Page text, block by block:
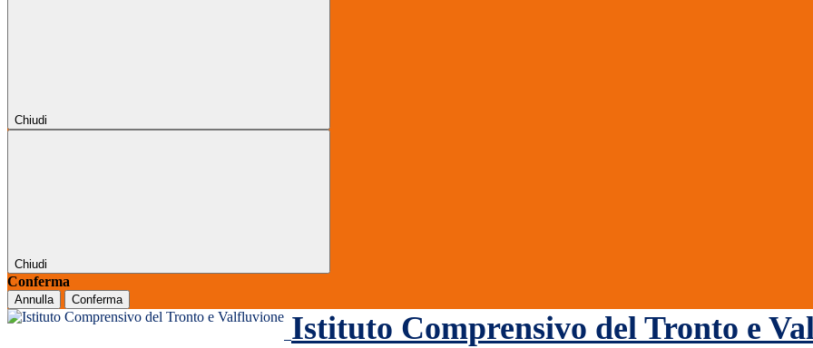
Chiudi
Chiudi
Conferma
Annulla Conferma
Istituto Comprensivo del Tronto e